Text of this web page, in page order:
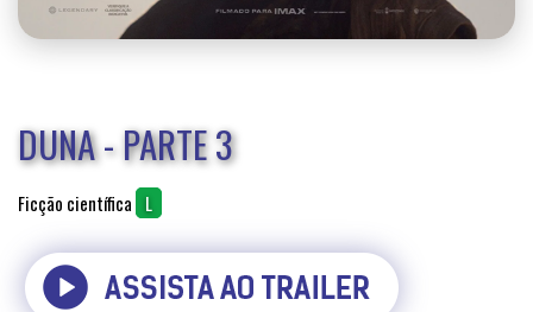
DUNA - PARTE 3
Ficção científica L